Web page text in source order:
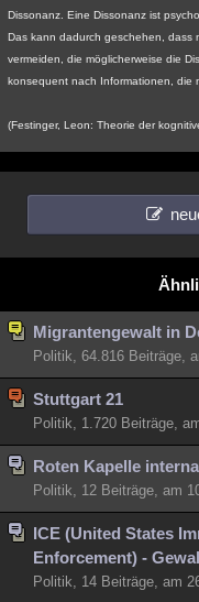
Dissonanz. Eine Dissonanz ist
Das kann dadurch geschehen, dass
vermeiden, die möglicherweise die
konsequent nach Informationen, die
(Festinger, Leon: Theorie der
Migrantengewalt in
Politik, 64.816 Beiträge,
Stuttgart 21
Politik, 1.720 Beiträge,
Roten Kapelle
Politik, 12 Beiträge, am
ICE (United States
Enforcement) -
Politik, 14 Beiträge, am